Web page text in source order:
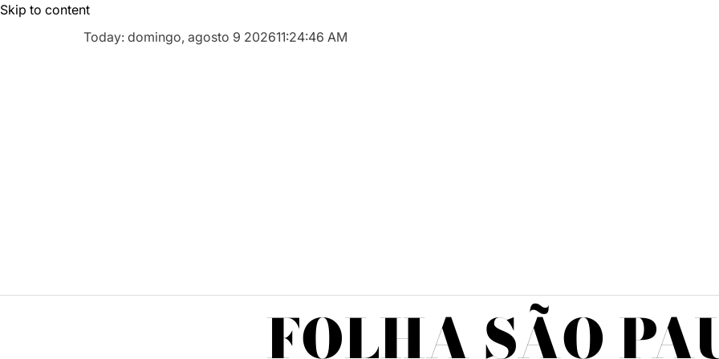
Skip to content
Today: domingo, agosto 9 202611:24:47 AM
FOLHA SÃO